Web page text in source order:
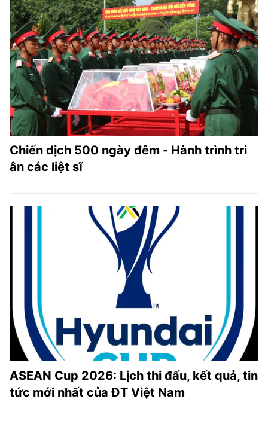
Chiến dịch 500 ngày đêm - Hành trình tri
ân các liệt sĩ
ASEAN Cup 2026: Lịch thi đấu, kết quả, tin
tức mới nhất của ĐT Việt Nam